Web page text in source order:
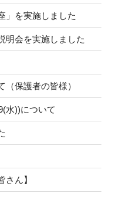
」を実施しました
明会を実施しました
保護者の皆様）
水))について
ん】